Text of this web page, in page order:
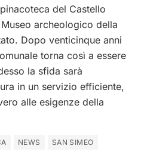
del Castello
archeologico della
Dopo venticinque anni
torna così a essere
la sfida sarà
in un servizio efficiente,
alle esigenze della
NEWS SAN SIMEO